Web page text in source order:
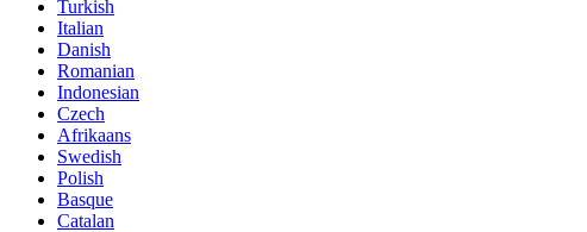
Turkish
Italian
Danish
Romanian
Indonesian
Czech
Afrikaans
Swedish
Polish
Basque
Catalan